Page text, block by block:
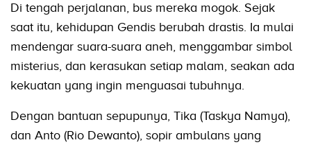
Di tengah perjalanan, bus mereka mogok. Sejak
saat itu, kehidupan Gendis berubah drastis. Ia mulai
mendengar suara-suara aneh, menggambar simbol
misterius, dan kerasukan setiap malam, seakan ada
kekuatan yang ingin menguasai tubuhnya.
Dengan bantuan sepupunya, Tika (Taskya Namya),
dan Anto (Rio Dewanto), sopir ambulans yang